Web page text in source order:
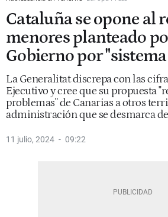
Cataluña se opone al
menores planteado
Gobierno por
La Generalitat discrepa con las
Ejecutivo y cree que su propuesta
problemas" de Canarias a otros
administración que se desmarca
11 julio, 2024 09:22